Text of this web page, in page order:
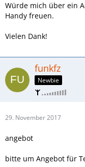
Würde mich über ein
Handy freuen.
Vielen Dank!
funkfz
Newbie
29. November 2017
angebot
bitte um Angebot für